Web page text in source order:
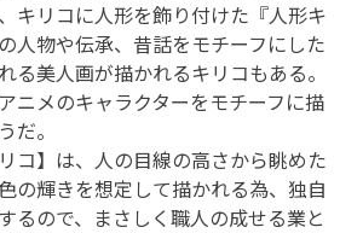
キリコに人形を飾り付けた『人形キ
人物や伝承、昔話をモチーフにした
る美人画が描かれるキリコもある。
ニメのキャラクターをモチーフに描
だ。
コ】は、人の目線の高さから眺めた
の輝きを想定して描かれる為、独自
るので、まさしく職人の成せる業と